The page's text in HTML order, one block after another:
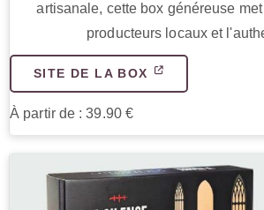
artisanale, cette box généreuse
producteurs locaux et
SITE DE LA BOX
À partir de : 39.90 €